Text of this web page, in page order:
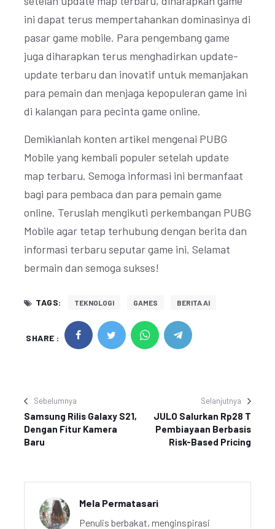
ini dapat terus mempertahankan dominasinya di
pasar game mobile. Para pengembang game
juga diharapkan terus menghadirkan update-
update terbaru dan inovatif untuk memanjakan
para pemain dan menjaga kepopuleran game ini
di kalangan para pecinta game online.
Demikianlah konten artikel mengenai PUBG
Mobile yang kembali populer setelah update
map terbaru. Semoga informasi ini bermanfaat
bagi para pembaca dan para pemain game
online. Teruslah mengikuti perkembangan PUBG
Mobile agar tetap terhubung dengan berita dan
informasi terbaru seputar game ini. Selamat
bermain dan semoga sukses!
TAGS: TEKNOLOGI GAMES BERITA AI
SHARE :
Sebelumnya
Samsung Rilis Galaxy S21,
Dengan Fitur Kamera
Baru
Selanjutnya
JULO Salurkan Rp28 T
Pembiayaan Berbasis
Risk-Based Pricing
Mela Permatasari
Penulis berbakat, menginspirasi